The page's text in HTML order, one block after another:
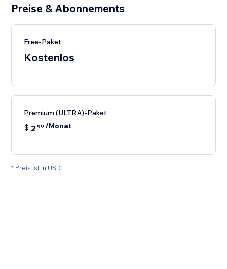
Preise & Abonnements
Free-Paket
Kostenlos
Premium (ULTRA)-Paket
$ 2 99 /Monat
* Preis ist in USD.